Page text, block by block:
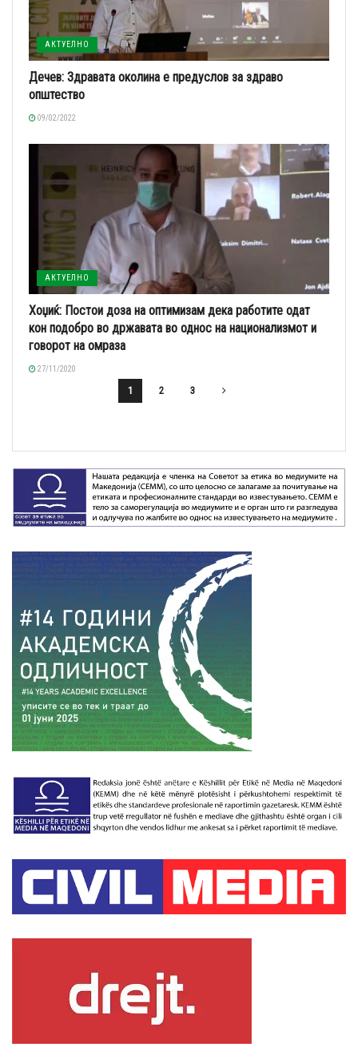
АКТУЕЛНО
Дечев: Здравата околина е предуслов за здраво
општество
09/02/2022
АКТУЕЛНО
Хоџиќ: Постои доза на оптимизам дека работите одат
кон подобро во државата во однос на национализмот и
говорот на омраза
27/11/2020
1 2 3